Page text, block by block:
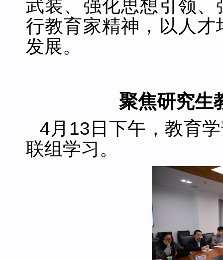
武装、强化思想引领
行教育家精神，以人
发展。
聚焦研究生
4月13日下午，教育
联组学习。